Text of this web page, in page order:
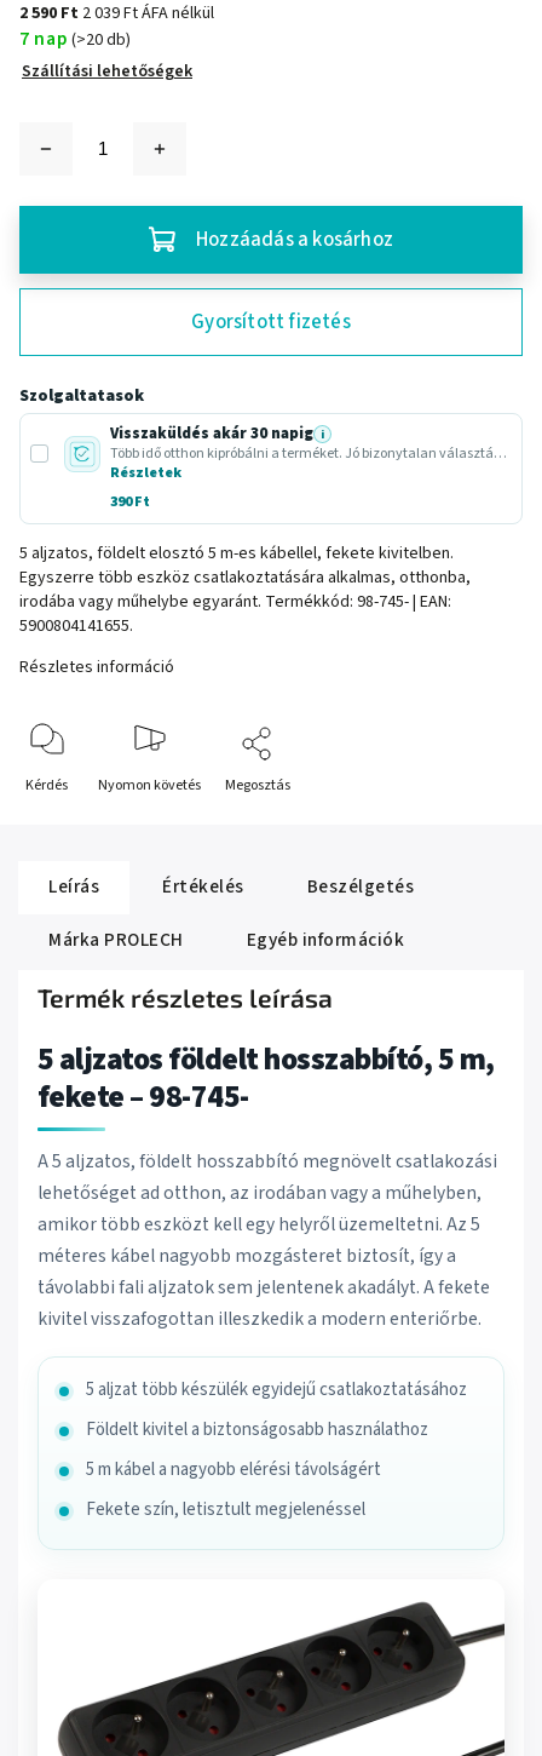
2 590 Ft 2 039 Ft ÁFA nélkül
7 nap (>20 db)
Szállítási lehetőségek
Hozzáadás a kosárhoz
Gyorsított fizetés
Szolgaltatasok
Visszaküldés akár 30 napig i
Több idő otthon kipróbálni a terméket. Jó bizonytalan választásnál vagy ajándéknál.
Részletek
390 Ft
5 aljzatos, földelt elosztó 5 m-es kábellel, fekete kivitelben.
Egyszerre több eszköz csatlakoztatására alkalmas, otthonba,
irodába vagy műhelybe egyaránt. Termékkód: 98-745- | EAN:
5900804141655.
Részletes információ
Kérdés Nyomon követés Megosztás
Leírás Értékelés
Beszélgetés
Márka PROLECH Egyéb információk
Termék részletes leírása
5 aljzatos földelt hosszabbító, 5 m,
fekete – 98-745-
A 5 aljzatos, földelt hosszabbító megnövelt csatlakozási
lehetőséget ad otthon, az irodában vagy a műhelyben,
amikor több eszközt kell egy helyről üzemeltetni. Az 5
méteres kábel nagyobb mozgásteret biztosít, így a
távolabbi fali aljzatok sem jelentenek akadályt. A fekete
kivitel visszafogottan illeszkedik a modern enteriőrbe.
5 aljzat több készülék egyidejű csatlakoztatásához
Földelt kivitel a biztonságosabb használathoz
5 m kábel a nagyobb elérési távolságért
Fekete szín, letisztult megjelenéssel